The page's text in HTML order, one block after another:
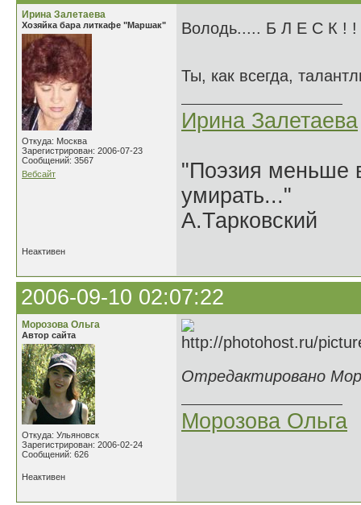
Ирина Залетаева
Хозяйка бара литкафе "Маршак"
Откуда: Москва
Зарегистрирован: 2006-07-23
Сообщений: 3567
Вебсайт
Володь..... Б Л Е С К !
Ты, как всегда,
Ирина Залетаева
"Поэзия меньше
умирать..."
А.Тарковский
Неактивен
2006-09-10 02:07:22
Морозова Ольга
Автор сайта
Откуда: Ульяновск
Зарегистрирован: 2006-02-24
Сообщений: 626
Отредактировано
Морозова Ольга
Неактивен